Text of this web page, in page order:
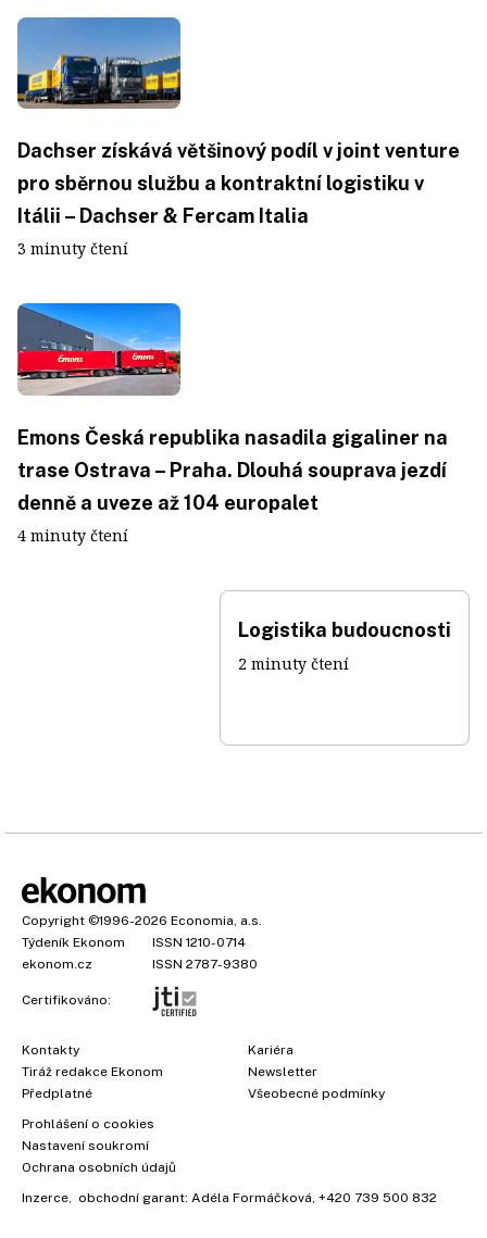
Dachser získává většinový podíl v joint venture
pro sběrnou službu a kontraktní logistiku v
Itálii – Dachser & Fercam Italia
3 minuty čtení
Emons Česká republika nasadila gigaliner na
trase Ostrava – Praha. Dlouhá souprava jezdí
denně a uveze až 104 europalet
4 minuty čtení
Logistika budoucnosti
2 minuty čtení
Copyright ©1996-2026 Economia, a.s.
Týdeník Ekonom
ISSN 1210-0714
ekonom.cz
ISSN 2787-9380
Certifikováno:
Kontakty
Tiráž redakce Ekonom
Předplatné
Kariéra
Newsletter
Všeobecné podmínky
Prohlášení o cookies
Nastavení soukromí
Ochrana osobních údajů
Inzerce , obchodní garant: Adéla Formáčková +420 739 500 832